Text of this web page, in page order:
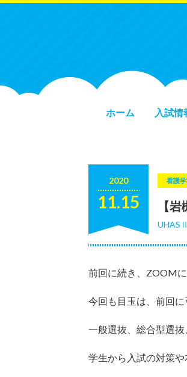
ホーム 入試情
2020
11.15
看護
【
前回に続き、ZOOM
今回も目玉は、前回に
一般選抜、総合型選
学生から入試の対策や